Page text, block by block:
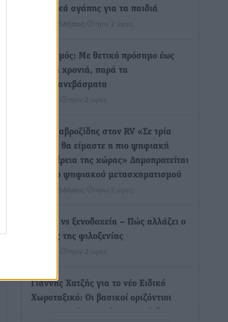
με δωρεά αγάπης για τα παιδιά
Τοπικές Ειδήσεις πριν 2 ώρες
Τουρισμός: Με θετικό πρόσημο έως
τώρα η χρονιά, παρά τα
σκαμπανεβάσματα
πριν 2 ώρες
Χαρ. Ναβροζίδης στον RV «Σε τρία
χρόνια θα είμαστε η πιο ψηφιακή
Περιφέρεια της χώρας» Δημοπρατείται
το έργο ψηφιακού μετασχηματισμού
Τοπικές Ειδήσεις πριν 2 ώρες
Airbnb vs ξενοδοχεία – Πώς αλλάζει ο
χάρτης της φιλοξενίας
πριν 2 ώρες
Γιάννης Χατζής για το νέο Ειδικό
Χωροταξικό: Οι βασικοί οριζόντιοι